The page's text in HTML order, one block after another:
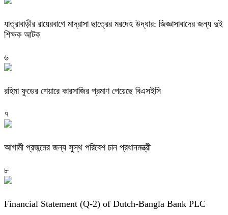
যাত্রাবাড়ীর রায়েরবাগে মাদ্রাসা ছাত্রের মরদেহ উদ্ধার: জিজ্ঞাসাবাদের জন্য দুই
শিক্ষক আটক
৬
রহিমা ফুডের শেয়ারে কারসাজির প্রমাণ পেয়েছে বিএসইসি
৭
আগামী প্রজন্মের জন্য সুস্থ পরিবেশ চান প্রধানমন্ত্রী
৮
Financial Statement (Q-2) of Dutch-Bangla Bank PLC